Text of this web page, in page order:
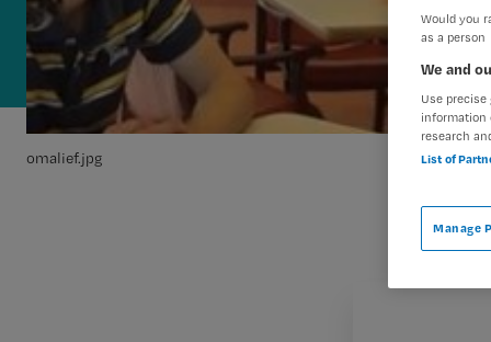
omalief.jpg
Would you
as a person
We and
Use
information
research
List of
Manage